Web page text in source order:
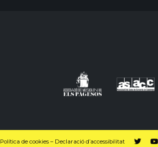
Política de cookies – Declaració d’accessibilitat